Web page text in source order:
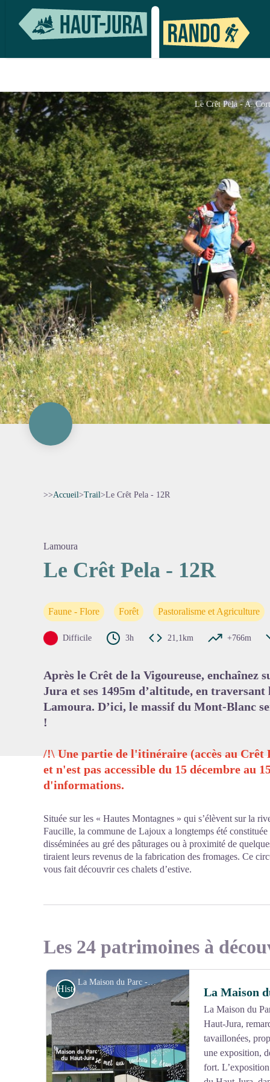
Le Crêt Pela - A.
>>Accueil>Trail>Le Crêt Pela - 12R
Lamoura
Le Crêt Pela - 12R
Faune - Flore Forêt Pastoralisme et Agriculture
Difficile 3h 21,1km +766m
Après le Crêt de la Vigoureuse, enchaînez
Jura et ses 1495m d’altitude, en traversant
Lamoura. D’ici, le massif du Mont-Blanc
!
/!\ Une partie de l'itinéraire (accès au Crêt
et n'est pas accessible du 15 décembre au
d'informations.
Située sur les « Hautes Montagnes » qui s’élèvent sur la
Faucille, la commune de Lajoux a longtemps été constituée
disséminées au gré des pâturages ou à proximité de
tiraient leurs revenus de la fabrication des fromages. Ce
vous fait découvrir ces chalets d’estive.
Les 24 patrimoines à
La Maison du Parc - Patricia Louvrier - PNRHJ
Histoire et Patrimoine La Maison
La Maison du
Haut-Jura,
tavaillonées,
une exposition,
fort.